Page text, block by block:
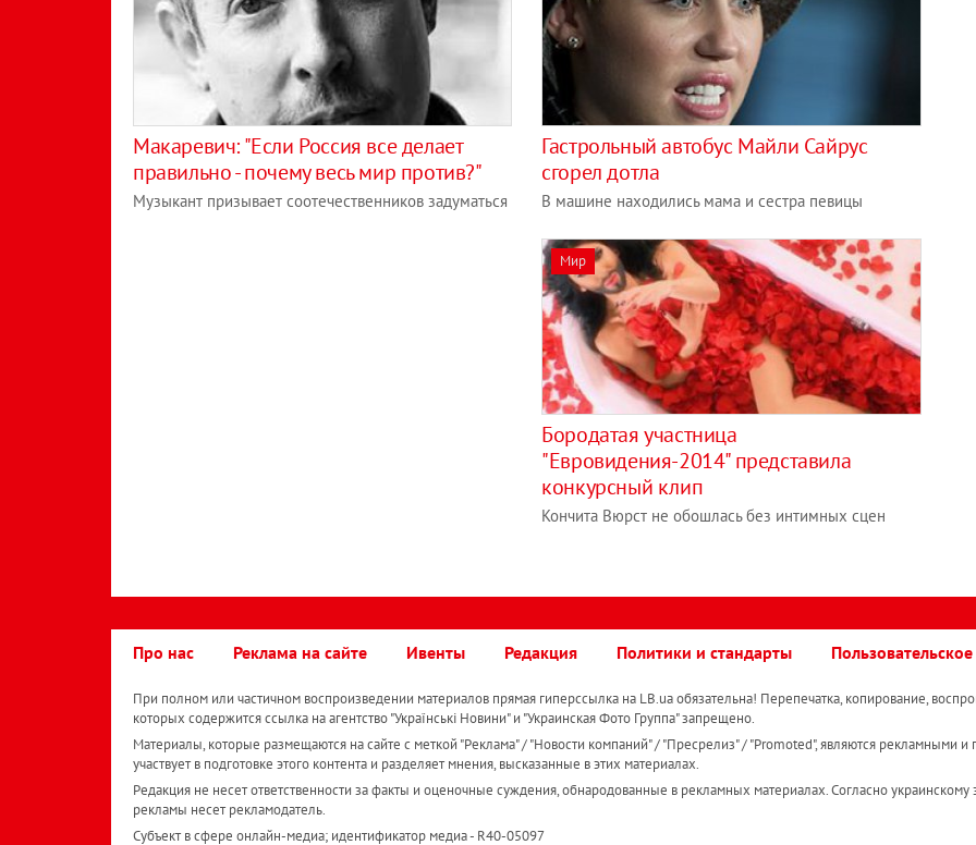
Макаревич: "Если Россия все делает
правильно - почему весь мир против?"
Музыкант призывает соотечественников задуматься
Гастрольный автобус Майли Сайрус
сгорел дотла
В машине находились мама и сестра певицы
Мир
Бородатая участница
"Евровидения-2014" представила
конкурсный клип
Кончита Вюрст не обошлась без интимных сцен
Про нас Реклама на сайте Ивенты Редакция Политики и стандарты
При полном или частичном воспроизведении материалов прямая гиперссылка на LB.ua обязательна! Перепечатка, копирование,
которых содержится ссылка на агентство "Українськi Новини" и "Украинская Фото Группа" запрещено.
Материалы, которые размещаются на сайте с меткой "Реклама" / "Новости компаний" / "Пресрелиз" / "Promoted", являются рекламными и
участвует в подготовке этого контента и разделяет мнения, высказанные в этих материалах.
Редакция не несет ответственности за факты и оценочные суждения, обнародованные в рекламных материалах. Согласно украинскому
рекламы несет рекламодатель.
Субъект в сфере онлайн-медиа; идентификатор медиа - R40-05097